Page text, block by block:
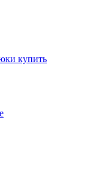
купить